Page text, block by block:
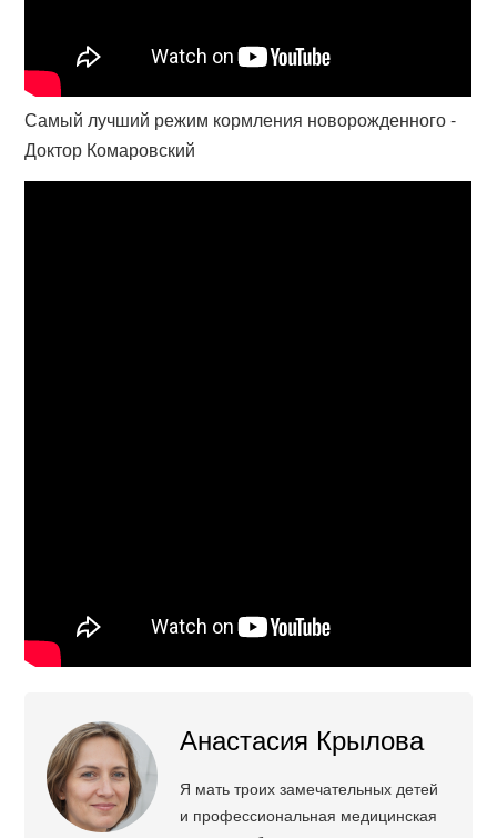
Самый лучший режим кормления новорожденного -
Доктор Комаровский
Анастасия Крылова
Я мать троих замечательных детей
и профессиональная медицинская